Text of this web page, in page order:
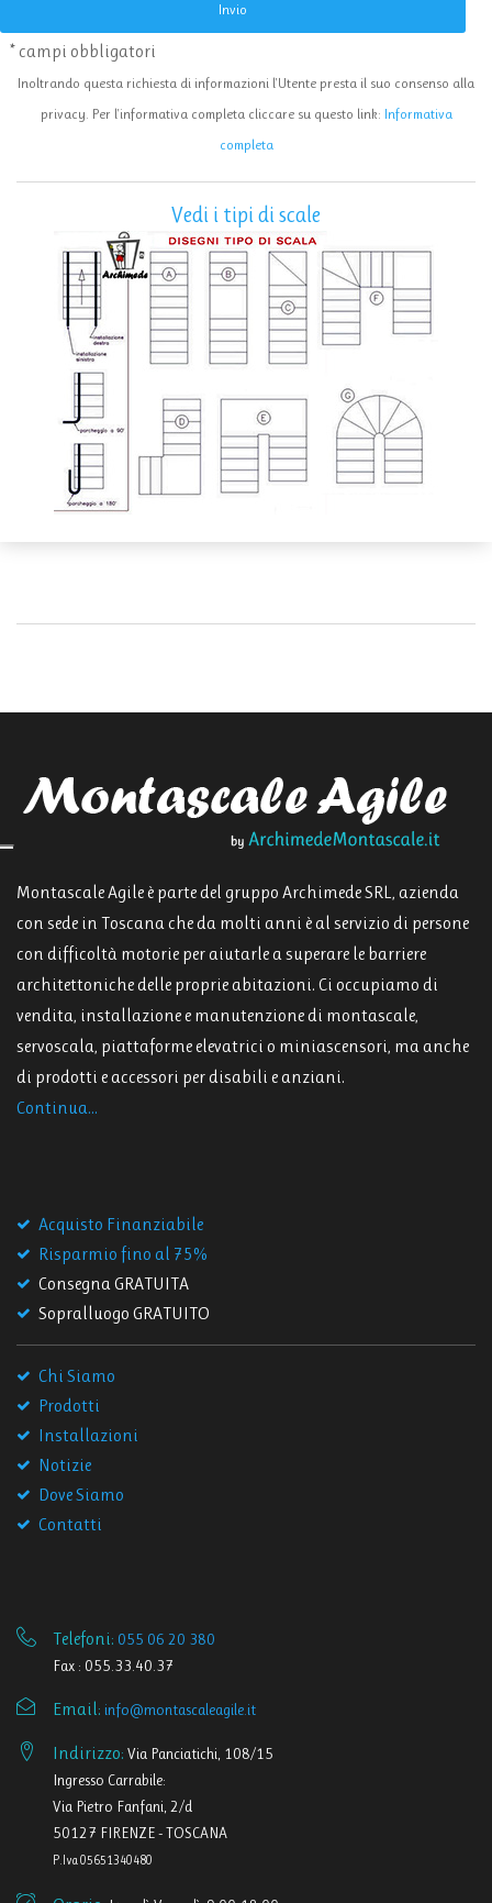
Invio
* campi obbligatori
Inoltrando questa richiesta di informazioni l'Utente presta il suo consenso alla
privacy. Per l'informativa completa cliccare su questo link: Informativa
completa
Vedi i tipi di scale
Montascale Agile è parte del gruppo Archimede SRL, azienda
con sede in Toscana che da molti anni è al servizio di persone
con difficoltà motorie per aiutarle a superare le barriere
architettoniche delle proprie abitazioni. Ci occupiamo di
vendita, installazione e manutenzione di montascale,
servoscala, piattaforme elevatrici o miniascensori, ma anche
di prodotti e accessori per disabili e anziani.
Continua...
Acquisto Finanziabile
Risparmio fino al 75%
Consegna GRATUITA
Sopralluogo GRATUITO
Chi Siamo
Prodotti
Installazioni
Notizie
Dove Siamo
Contatti
Telefoni: 055 06 20 380
Fax : 055.33.40.37
Email: info@montascaleagile.it
Indirizzo: Via Panciatichi, 108/15
Ingresso Carrabile:
Via Pietro Fanfani, 2/d
50127 FIRENZE - TOSCANA
P.Iva 05651340480